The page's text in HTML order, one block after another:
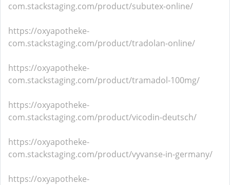
com.stackstaging.com/product/subutex-online/
https://oxyapotheke-
com.stackstaging.com/product/tradolan-online/
https://oxyapotheke-
com.stackstaging.com/product/tramadol-100mg/
https://oxyapotheke-
com.stackstaging.com/product/vicodin-deutsch/
https://oxyapotheke-
com.stackstaging.com/product/vyvanse-in-germany/
https://oxyapotheke-